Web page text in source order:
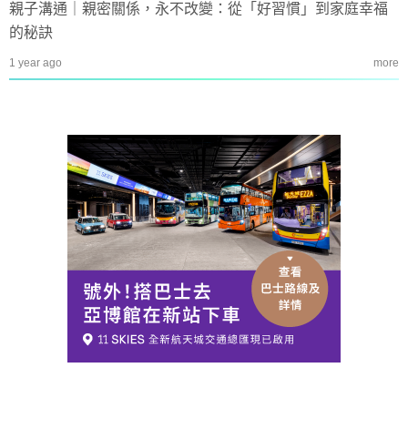
親子溝通｜親密關係，永不改變：從「好習慣」到家庭幸福
的秘訣
1 year ago more